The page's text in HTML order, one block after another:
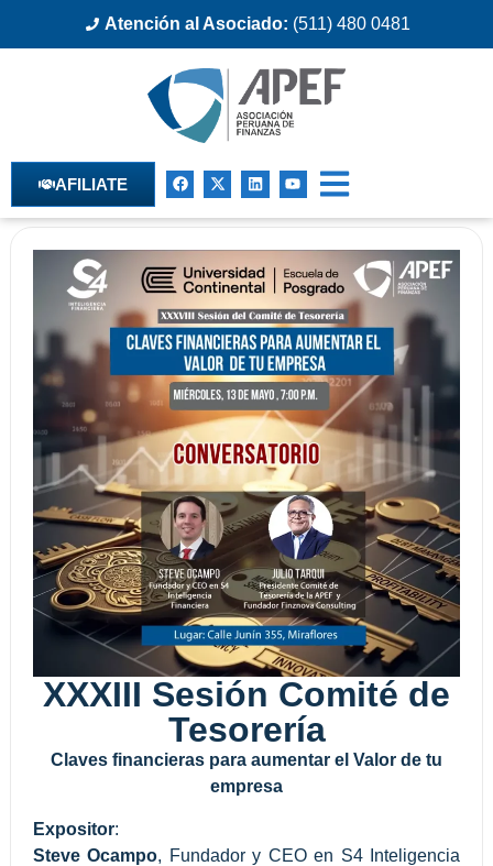
Atención al Asociado: (511) 480 0481
AFILIATE
XXXIII Sesión Comité de
Tesorería
Claves financieras para aumentar el Valor de tu
empresa
Expositor:
Steve Ocampo, Fundador y CEO en S4 Inteligencia